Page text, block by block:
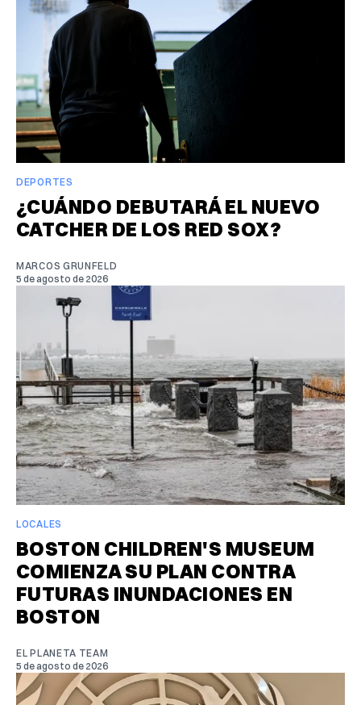
DEPORTES
¿CUÁNDO DEBUTARÁ EL NUEVO
CATCHER DE LOS RED SOX?
MARCOS GRUNFELD
5 de agosto de 2026
LOCALES
BOSTON CHILDREN'S MUSEUM
COMIENZA SU PLAN CONTRA
FUTURAS INUNDACIONES EN
BOSTON
EL PLANETA TEAM
5 de agosto de 2026